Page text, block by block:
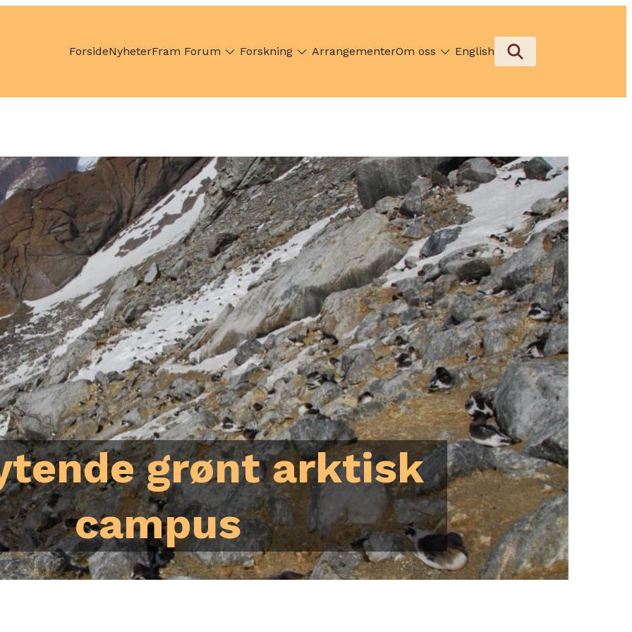
ForsideNyheterFram Forum Forskning ArrangementerOm oss English
grønt arktisk
campus